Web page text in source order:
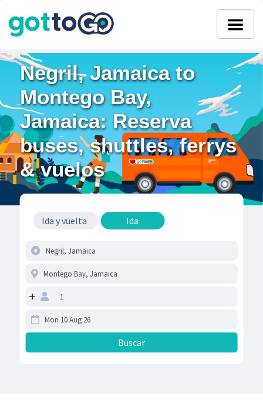
Negril, Jamaica to
Montego Bay,
Jamaica: Reserva
buses, shuttles, ferrys
& vuelos
Ida y vuelta Ida
+